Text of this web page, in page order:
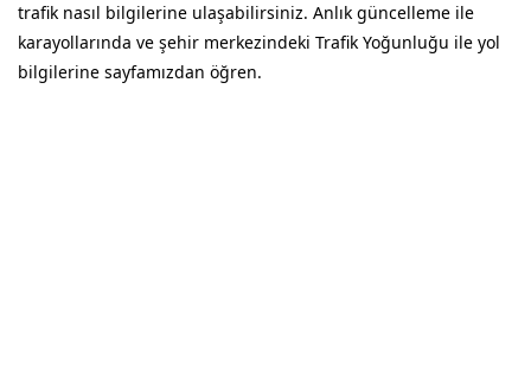
trafik nasıl bilgilerine ulaşabilirsiniz. Anlık güncelleme ile
karayollarında ve şehir merkezindeki Trafik Yoğunluğu ile yol
bilgilerine sayfamızdan öğren.